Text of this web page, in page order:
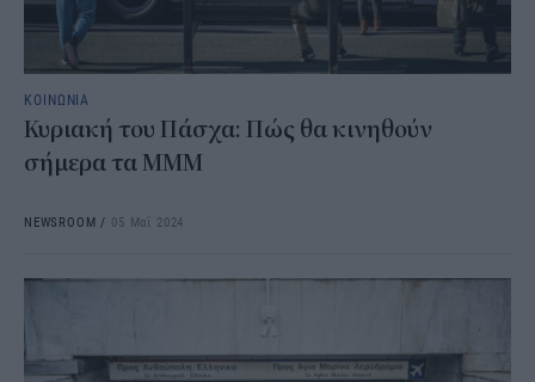
ΚΟΙΝΩΝΙΑ
Κυριακή του Πάσχα: Πώς θα κινηθούν
σήμερα τα ΜΜΜ
NEWSROOM / 05 Μαΐ 2024